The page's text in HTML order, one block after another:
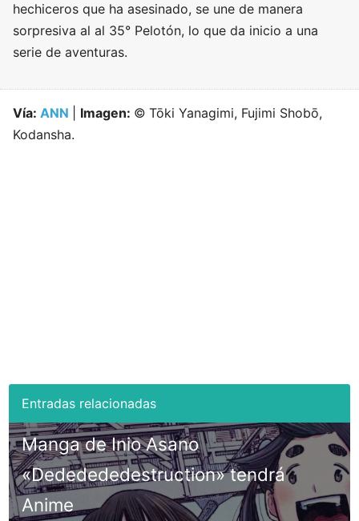
hechiceros que ha asesinado, se une de manera
sorpresiva al al 35° Pelotón, lo que da inicio a una
serie de aventuras.
Vía: ANN Imagen: © Tōki Yanagimi, Fujimi Shobō,
Kodansha.
Manga de Inio Asano
«Dededededestruction» tendrá
Anime